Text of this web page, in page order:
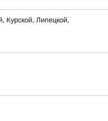
Курской, Липецкой,